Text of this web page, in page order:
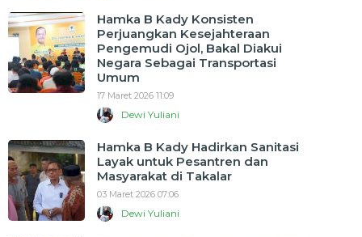
Hamka B Kady Konsisten
Perjuangkan Kesejahteraan
Pengemudi Ojol, Bakal Diakui
Negara Sebagai Transportasi
Umum
17 Maret 2026 11:09
Dewi Yuliani
Hamka B Kady Hadirkan Sanitasi
Layak untuk Pesantren dan
Masyarakat di Takalar
03 Maret 2026 07:06
Dewi Yuliani